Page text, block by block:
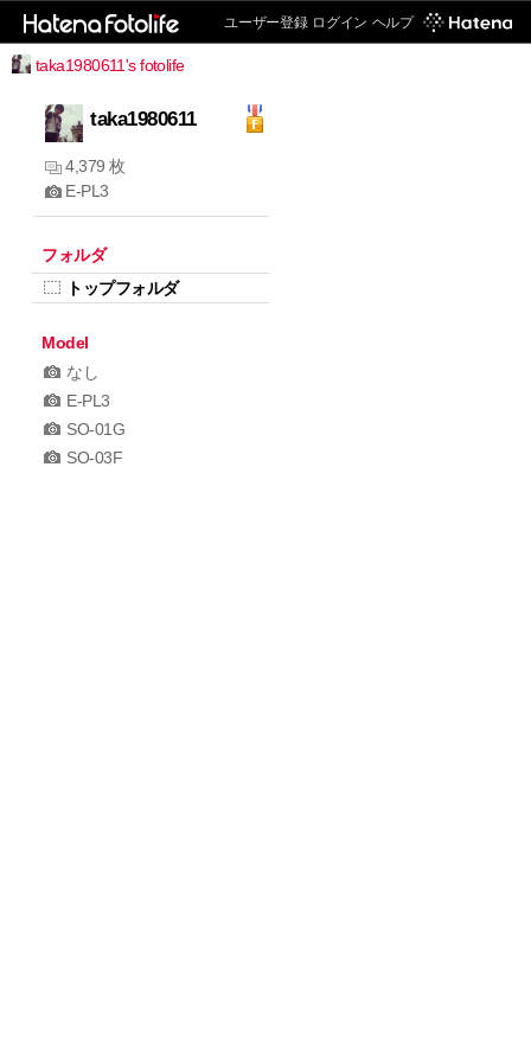
ユーザー登録 ログイン ヘルプ
taka1980611's fotolife
taka1980611
4,379 枚
E-PL3
フォルダ
トップフォルダ
Model
なし
E-PL3
SO-01G
SO-03F